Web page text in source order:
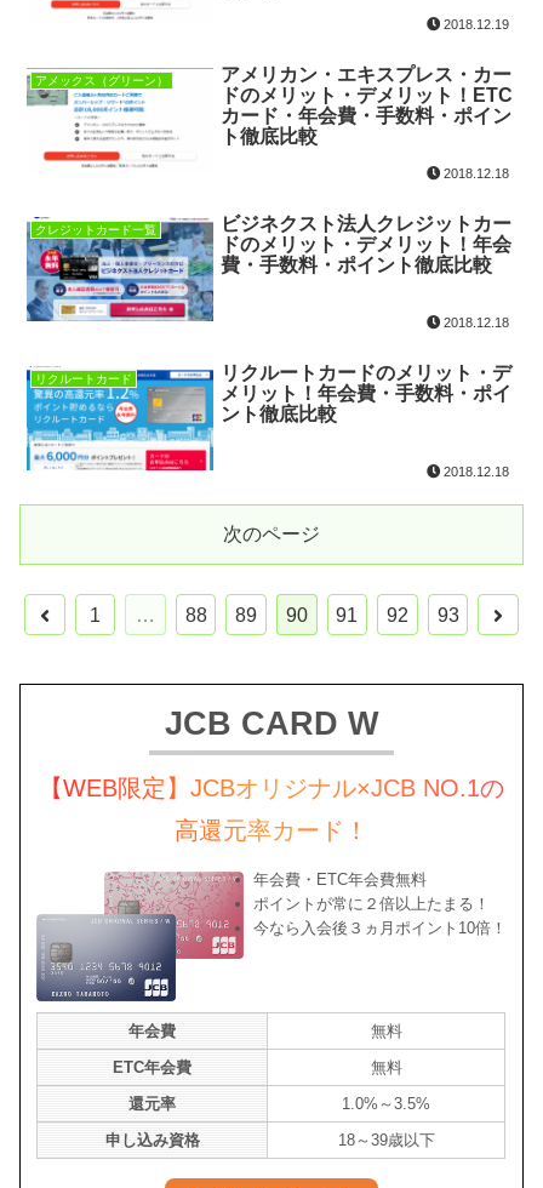
2018.12.19
アメックス（グリーン）
アメリカン・エキスプレス・カー
ドのメリット・デメリット！ETC
カード・年会費・手数料・ポイン
ト徹底比較
2018.12.18
クレジットカード一覧
ビジネクスト法人クレジットカー
ドのメリット・デメリット！年会
費・手数料・ポイント徹底比較
2018.12.18
リクルートカード
リクルートカードのメリット・デ
メリット！年会費・手数料・ポイ
ント徹底比較
2018.12.18
次のページ
1 … 88 89 90 91 92 93
JCB CARD W
【WEB限定】JCBオリジナル×JCB NO.1の
高還元率カード！
年会費・ETC年会費無料
ポイントが常に２倍以上たまる！
今なら入会後３ヵ月ポイント10倍！
年会費
無料
ETC年会費
無料
還元率
1.0%～3.5%
申し込み資格
18～39歳以下